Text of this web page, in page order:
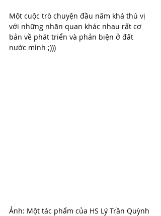
Một cuộc trò chuyện đầu năm khá thú vị
với những nhãn quan khác nhau rất cơ
bản về phát triển và phản biện ở đất
nước mình ;)))
Ảnh: Một tác phẩm của HS Lý Trần Quỳnh